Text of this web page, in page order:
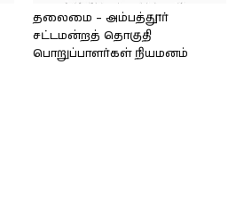
தலைமை – அம்பத்தூர்
சட்டமன்றத் தொகுதி
பொறுப்பாளர்கள் நியமனம்